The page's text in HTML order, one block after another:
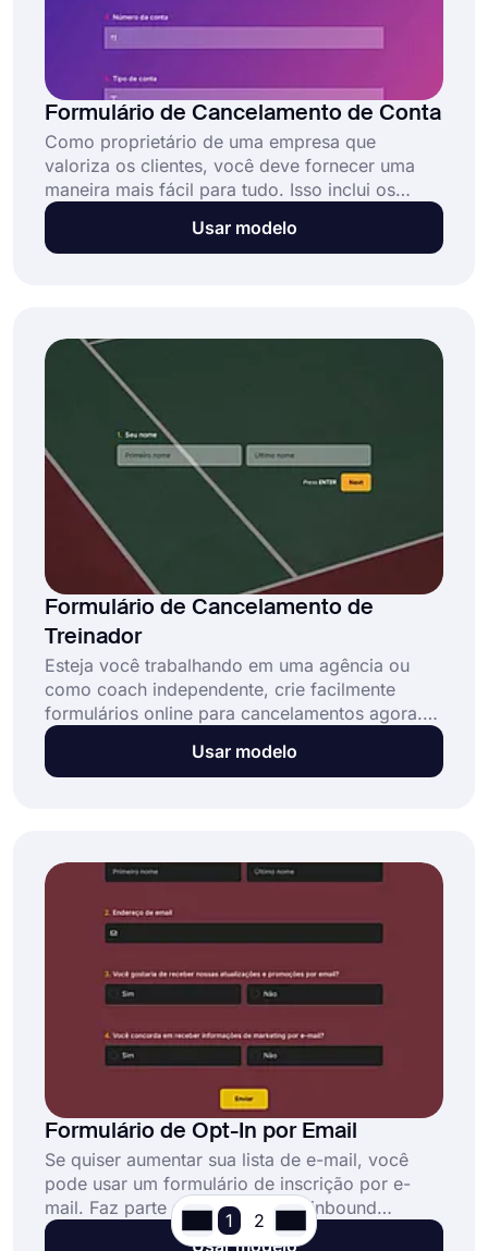
Formulário de Cancelamento de Conta
Como proprietário de uma empresa que
valoriza os clientes, você deve fornecer uma
maneira mais fácil para tudo. Isso inclui os
processos de cancelamento de assinatura,
associação ou cancelamentos de conta. Com
algumas perguntas aos seus clientes sobre suas
licenças e coletar endereços de e-mail. Basta
selecionar este modelo de formulário de
cancelamento de conta e criar seu formulário
de solicitação gratuitamente.
Usar modelo
Formulário de Cancelamento de
Treinador
Esteja você trabalhando em uma agência ou
como coach independente, crie facilmente
formulários online para cancelamentos agora.
Com um formulário de cancelamento de coach
online, as pessoas podem cancelar suas
de solicitação e tornar todo o processo muito
mais fácil! Comece agora e automatize seu
fluxo de trabalho sem esforço!
Usar modelo
Formulário de Opt-In por Email
Se quiser aumentar sua lista de e-mail, você
pode usar um formulário de inscrição por e-
mail. Faz parte da estratégia de inbound
marketing conhecida como “marketing de
Usar modelo
1 2